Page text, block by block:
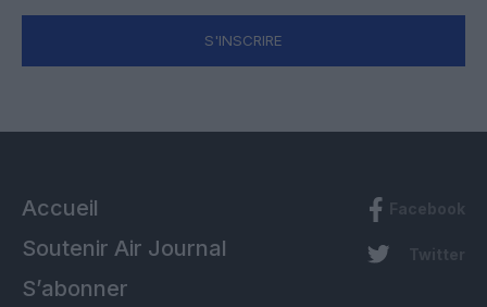
S'INSCRIRE
Accueil
Soutenir Air Journal
S’abonner